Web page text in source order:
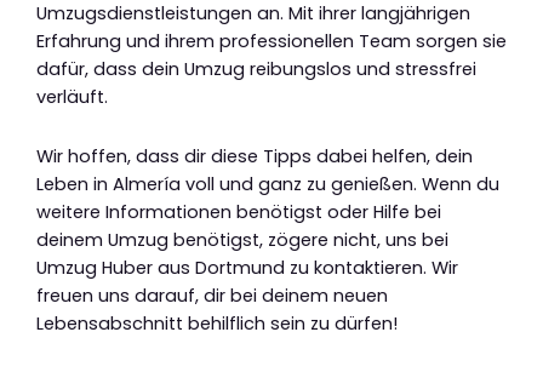
Umzugsdienstleistungen an. Mit ihrer langjährigen
Erfahrung und ihrem professionellen Team sorgen sie
dafür, dass dein Umzug reibungslos und stressfrei
verläuft.
Wir hoffen, dass dir diese Tipps dabei helfen, dein
Leben in Almería voll und ganz zu genießen. Wenn du
weitere Informationen benötigst oder Hilfe bei
deinem Umzug benötigst, zögere nicht, uns bei
Umzug Huber aus Dortmund zu kontaktieren. Wir
freuen uns darauf, dir bei deinem neuen
Lebensabschnitt behilflich sein zu dürfen!